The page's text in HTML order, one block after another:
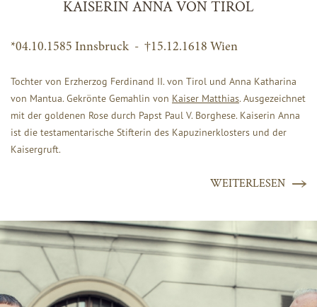
KAISERIN ANNA VON TIROL
*04.10.1585 Innsbruck - †15.12.1618 Wien
Tochter von Erzherzog Ferdinand II. von Tirol und Anna Katharina
von Mantua. Gekrönte Gemahlin von Kaiser Matthias. Ausgezeichnet
mit der goldenen Rose durch Papst Paul V. Borghese. Kaiserin Anna
ist die testamentarische Stifterin des Kapuzinerklosters und der
Kaisergruft.
WEITERLESEN